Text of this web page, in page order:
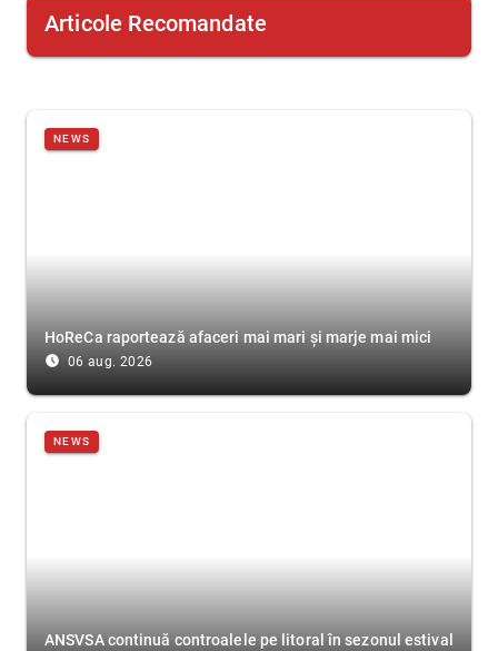
Articole Recomandate
NEWS
HoReCa raportează afaceri mai mari și marje mai mici
access_time_filled 06 aug. 2026
NEWS
ANSVSA continuă controalele pe litoral în sezonul estival